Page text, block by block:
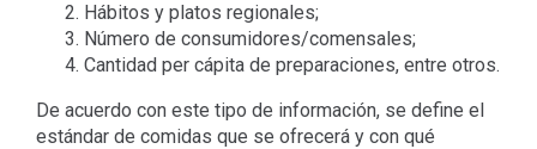
Hábitos y platos regionales;
Número de consumidores/comensales;
Cantidad per cápita de preparaciones, entre otros.
De acuerdo con este tipo de información, se define el
estándar de comidas que se ofrecerá y con qué